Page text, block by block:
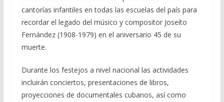
cantorías infantiles en todas las escuelas del país para
recordar el legado del músico y compositor Joseíto
Fernández (1908-1979) en el aniversario 45 de su
muerte.
Durante los festejos a nivel nacional las actividades
incluirán conciertos, presentaciones de libros,
proyecciones de documentales cubanos, así como